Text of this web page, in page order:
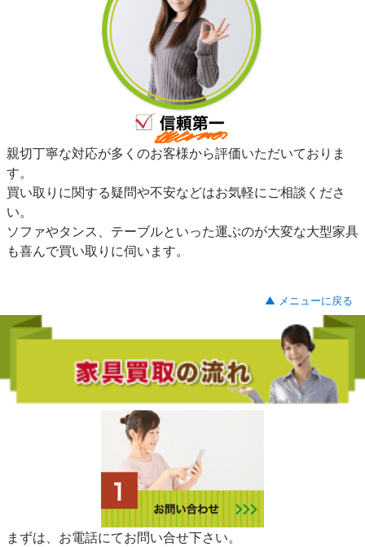
親切丁寧な対応が多くのお客様から評価いただいておりま
す。
買い取りに関する疑問や不安などはお気軽にご相談くださ
い。
ソファやタンス、テーブルといった運ぶのが大変な大型家具
も喜んで買い取りに伺います。
▲ メニューに戻る
まずは、お電話にてお問い合せ下さい。